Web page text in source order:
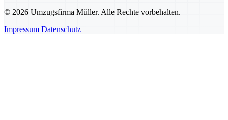
© 2026 Umzugsfirma Müller. Alle Rechte vorbehalten.
Impressum Datenschutz